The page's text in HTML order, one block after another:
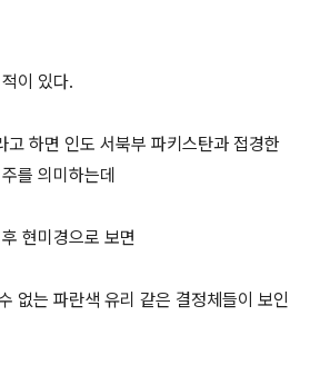
이 있다.
고 하면 인도 서북부 파키스탄과 접경한
를 의미하는데
현미경으로 보면
없는 파란색 유리 같은 결정체들이 보인